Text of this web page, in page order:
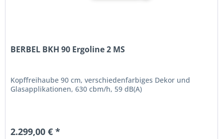
BERBEL BKH 90 Ergoline 2 MS
Kopffreihaube 90 cm, verschiedenfarbiges Dekor und
Glasapplikationen, 630 cbm/h, 59 dB(A)
2.299,00 € *